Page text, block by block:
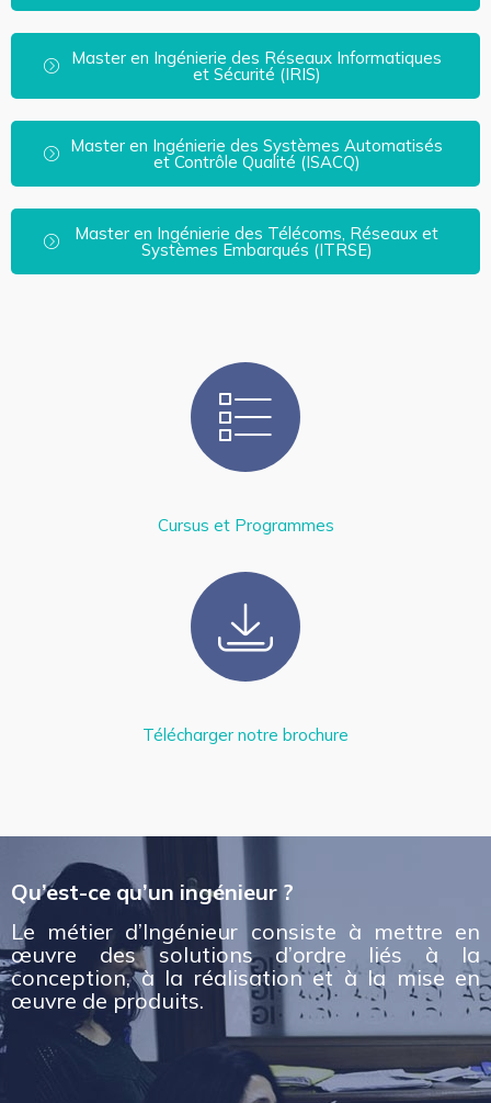
Master en Ingénierie des Réseaux Informatiques
et Sécurité (IRIS)
Master en Ingénierie des Systèmes Automatisés
et Contrôle Qualité (ISACQ)
Master en Ingénierie des Télécoms, Réseaux et
Systèmes Embarqués (ITRSE)
Cursus et Programmes
Télécharger notre brochure
Qu’est-ce qu’un ingénieur ?
Le métier d’Ingénieur consiste à mettre en
œuvre des solutions d’ordre liés à la
conception, à la réalisation et à la mise en
œuvre de produits.